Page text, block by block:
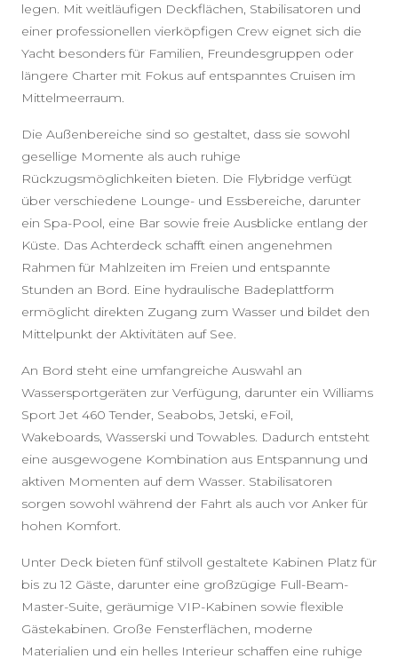
legen. Mit weitläufigen Deckflächen, Stabilisatoren und
einer professionellen vierköpfigen Crew eignet sich die
Yacht besonders für Familien, Freundesgruppen oder
längere Charter mit Fokus auf entspanntes Cruisen im
Mittelmeerraum.
Die Außenbereiche sind so gestaltet, dass sie sowohl
gesellige Momente als auch ruhige
Rückzugsmöglichkeiten bieten. Die Flybridge verfügt
über verschiedene Lounge- und Essbereiche, darunter
ein Spa-Pool, eine Bar sowie freie Ausblicke entlang der
Küste. Das Achterdeck schafft einen angenehmen
Rahmen für Mahlzeiten im Freien und entspannte
Stunden an Bord. Eine hydraulische Badeplattform
ermöglicht direkten Zugang zum Wasser und bildet den
Mittelpunkt der Aktivitäten auf See.
An Bord steht eine umfangreiche Auswahl an
Wassersportgeräten zur Verfügung, darunter ein Williams
Sport Jet 460 Tender, Seabobs, Jetski, eFoil,
Wakeboards, Wasserski und Towables. Dadurch entsteht
eine ausgewogene Kombination aus Entspannung und
aktiven Momenten auf dem Wasser. Stabilisatoren
sorgen sowohl während der Fahrt als auch vor Anker für
hohen Komfort.
Unter Deck bieten fünf stilvoll gestaltete Kabinen Platz für
bis zu 12 Gäste, darunter eine großzügige Full-Beam-
Master-Suite, geräumige VIP-Kabinen sowie flexible
Gästekabinen. Große Fensterflächen, moderne
Materialien und ein helles Interieur schaffen eine ruhige